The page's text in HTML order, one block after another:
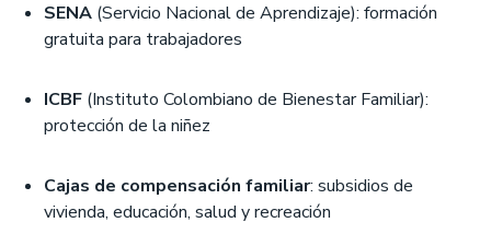
SENA (Servicio Nacional de Aprendizaje): formación
gratuita para trabajadores
ICBF (Instituto Colombiano de Bienestar Familiar):
protección de la niñez
Cajas de compensación familiar: subsidios de
vivienda, educación, salud y recreación